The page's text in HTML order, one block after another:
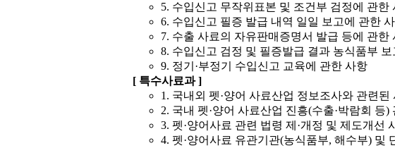
5. 수입신고 무작위표본 및 조건부 검정에 관한
6. 수입신고 필증 발급 내역 일일 보고에 관한
7. 수출 사료의 자유판매증명서 발급 등에 관한
8. 수입신고 검정 및 필증발급 결과 농식품부
9. 정기·부정기 수입신고 교육에 관한 사항
[ 특수사료과 ]
1. 국내외 펫·양어 사료산업 정보조사와 관련된
2. 국내 펫·양어 사료산업 진흥(수출·박람회 등)
3. 펫·양어사료 관련 법령 제·개정 및 제도개선
4. 펫·양어사료 유관기관(농식품부, 해수부) 및